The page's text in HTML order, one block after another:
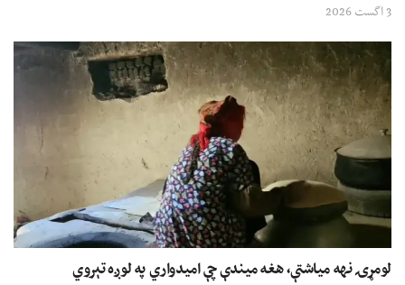
3 اگست 2026
لومړۍ نهه میاشتې، هغه میندې چې امیدواري په لوږه تېروي